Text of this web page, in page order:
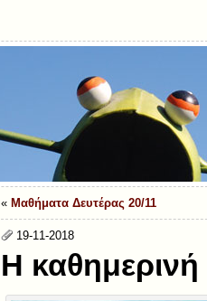
« Μαθήματα Δευτέρας 20/11
19-11-2018
Η